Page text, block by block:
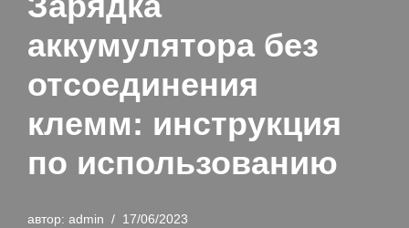
аккумулятора без
отсоединения
клемм: инструкция
по использованию
автор: admin 17/06/2023